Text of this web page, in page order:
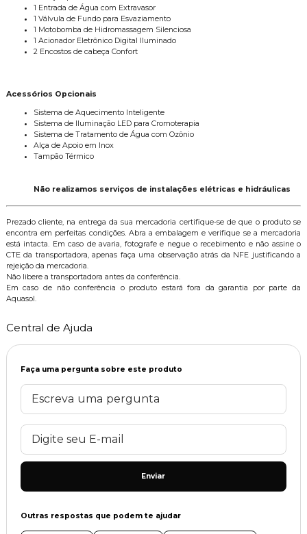
1 Entrada de Água com Extravasor
1 Válvula de Fundo para Esvaziamento
1 Motobomba de Hidromassagem Silenciosa
1 Acionador Eletrônico Digital Iluminado
2 Encostos de cabeça Confort
Acessórios Opcionais
Sistema de Aquecimento Inteligente
Sistema de Iluminação LED para Cromoterapia
Sistema de Tratamento de Água com Ozônio
Alça de Apoio em Inox
Tampão Térmico
Não realizamos serviços de instalações elétricas e hidráulicas
Prezado cliente, na entrega da sua mercadoria certifique-se de que o produto se
encontra em perfeitas condições. Abra a embalagem e verifique se a mercadoria
está intacta. Em caso de avaria, fotografe e negue o recebimento e não assine o
CTE da transportadora, apenas faça uma observação atrás da NFE justificando a
rejeição da mercadoria.
Não libere a transportadora antes da conferência.
Em caso de não conferência o produto estará fora da garantia por parte da
Aquasol.
Central de Ajuda
Faça uma pergunta sobre este produto
Enviar
Outras respostas que podem te ajudar